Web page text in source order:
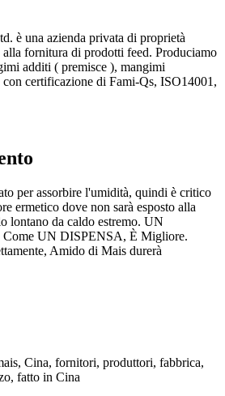
è una azienda privata di proprietà
fornitura di prodotti feed. Produciamo
additi ( premisce ), mangimi
certificazione di Fami-Qs, ISO14001,
per assorbire l'umidità, quindi è critico
ermetico dove non sarà esposto alla
lontano da caldo estremo. UN
UN DISPENSA, È Migliore.
Amido di Mais durerà
Cina, fornitori, produttori, fabbrica,
fatto in Cina